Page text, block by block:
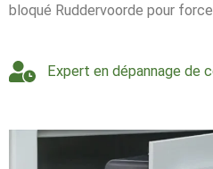
bloqué Ruddervoorde pour
Expert en dépannage